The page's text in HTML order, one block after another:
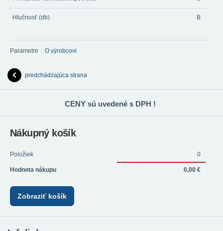
Hlučnosť (db) B
Parametre O výrobcovi
predchádzajúca strana
CENY sú uvedené s DPH !
Nákupný košík
Položiek 0
Hodnota nákupu 0,00 €
Zobraziť košík